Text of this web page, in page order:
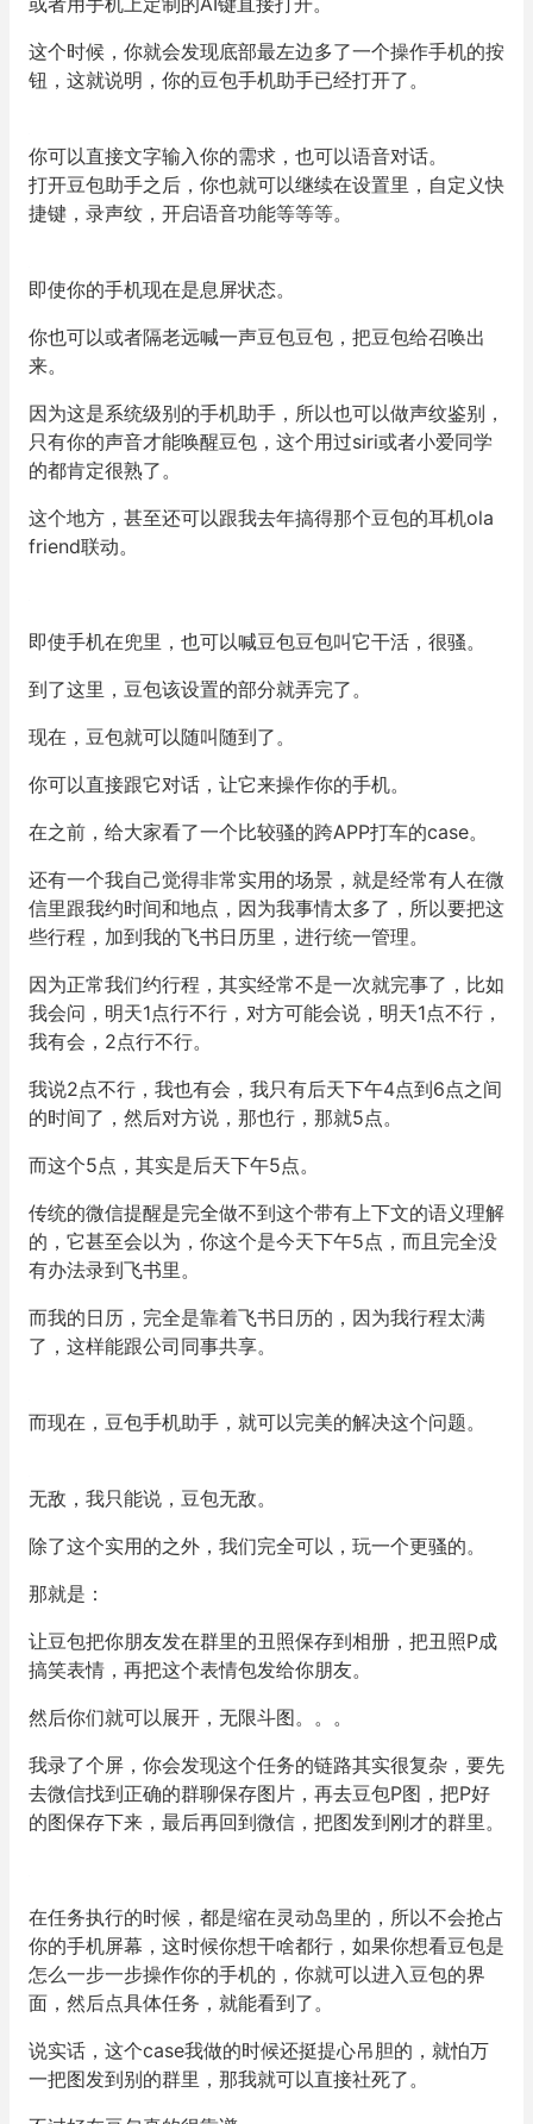
这个时候，你就会发现底部最左边多了一个操作手机的按
钮，这就说明，你的豆包手机助手已经打开了。
你可以直接文字输入你的需求，也可以语音对话。
打开豆包助手之后，你也就可以继续在设置里，自定义快
捷键，录声纹，开启语音功能等等等。
即使你的手机现在是息屏状态。
你也可以或者隔老远喊一声豆包豆包，把豆包给召唤出
来。
因为这是系统级别的手机助手，所以也可以做声纹鉴别，
只有你的声音才能唤醒豆包，这个用过siri或者小爱同学
的都肯定很熟了。
这个地方，甚至还可以跟我去年搞得那个豆包的耳机ola
friend联动。
即使手机在兜里，也可以喊豆包豆包叫它干活，很骚。
到了这里，豆包该设置的部分就弄完了。
现在，豆包就可以随叫随到了。
你可以直接跟它对话，让它来操作你的手机。
在之前，给大家看了一个比较骚的跨APP打车的case。
还有一个我自己觉得非常实用的场景，就是经常有人在微
信里跟我约时间和地点，因为我事情太多了，所以要把这
些行程，加到我的飞书日历里，进行统一管理。
因为正常我们约行程，其实经常不是一次就完事了，比如
我会问，明天1点行不行，对方可能会说，明天1点不行，
我有会，2点行不行。
我说2点不行，我也有会，我只有后天下午4点到6点之间
的时间了，然后对方说，那也行，那就5点。
而这个5点，其实是后天下午5点。
传统的微信提醒是完全做不到这个带有上下文的语义理解
的，它甚至会以为，你这个是今天下午5点，而且完全没
有办法录到飞书里。
而我的日历，完全是靠着飞书日历的，因为我行程太满
了，这样能跟公司同事共享。
而现在，豆包手机助手，就可以完美的解决这个问题。
无敌，我只能说，豆包无敌。
除了这个实用的之外，我们完全可以，玩一个更骚的。
那就是：
让豆包把你朋友发在群里的丑照保存到相册，把丑照P成
搞笑表情，再把这个表情包发给你朋友。
然后你们就可以展开，无限斗图。。。
我录了个屏，你会发现这个任务的链路其实很复杂，要先
去微信找到正确的群聊保存图片，再去豆包P图，把P好
的图保存下来，最后再回到微信，把图发到刚才的群里。
在任务执行的时候，都是缩在灵动岛里的，所以不会抢占
你的手机屏幕，这时候你想干啥都行，如果你想看豆包是
怎么一步一步操作你的手机的，你就可以进入豆包的界
面，然后点具体任务，就能看到了。
说实话，这个case我做的时候还挺提心吊胆的，就怕万
一把图发到别的群里，那我就可以直接社死了。